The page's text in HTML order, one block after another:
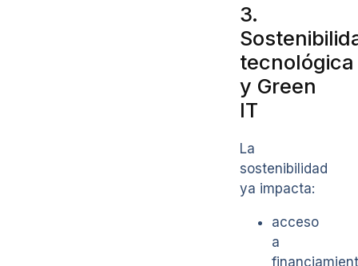
3.
tecnológica
y Green
IT
La
sostenibilidad
ya impacta:
acceso
a